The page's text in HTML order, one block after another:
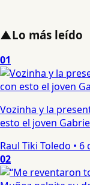
▲Lo más leído
01
Vozinha y la
esto el joven
Raul Tiki Toledo • 6
02